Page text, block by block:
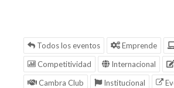
Todos los eventos Emprende
Competitividad
Internacional
Cambra Club
Institucional